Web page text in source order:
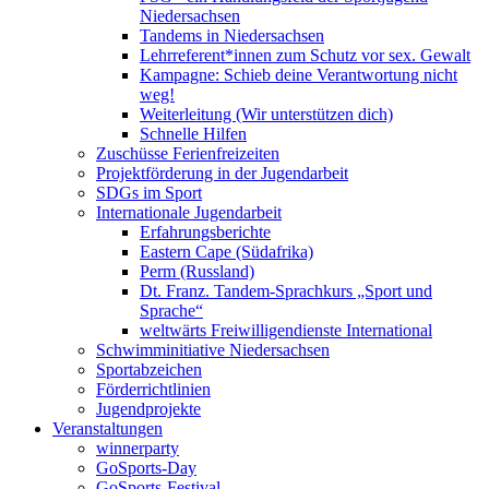
Niedersachsen
Tandems in Niedersachsen
Lehrreferent*innen zum Schutz vor sex. Gewalt
Kampagne: Schieb deine Verantwortung nicht
weg!
Weiterleitung (Wir unterstützen dich)
Schnelle Hilfen
Zuschüsse Ferienfreizeiten
Projektförderung in der Jugendarbeit
SDGs im Sport
Internationale Jugendarbeit
Erfahrungsberichte
Eastern Cape (Südafrika)
Perm (Russland)
Dt. Franz. Tandem-Sprachkurs „Sport und
Sprache“
weltwärts Freiwilligendienste International
Schwimminitiative Niedersachsen
Sportabzeichen
Förderrichtlinien
Jugendprojekte
Veranstaltungen
winnerparty
GoSports-Day